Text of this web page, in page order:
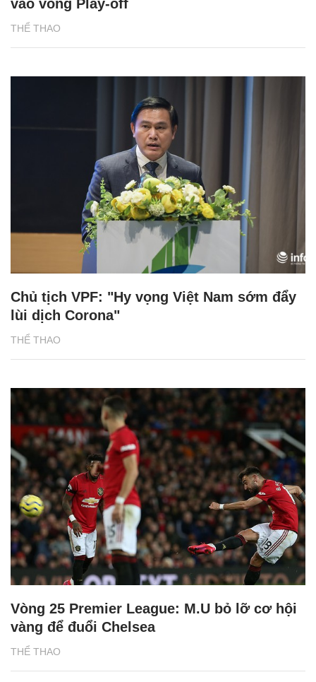
THỂ THAO
vào vòng Play-off
THỂ THAO
Chủ tịch VPF: "Hy vọng Việt Nam sớm đẩy
lùi dịch Corona"
THỂ THAO
Vòng 25 Premier League: M.U bỏ lỡ cơ hội
vàng để đuổi Chelsea